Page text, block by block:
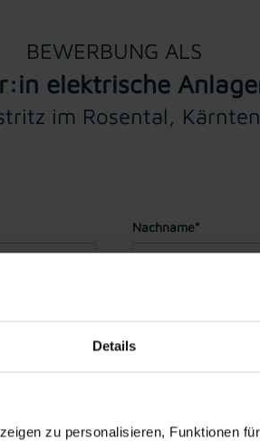
Details
zu personalisieren, Funktionen
BEWERBUNG ALS
elektrische
im Rosental, Kärnten
Nachname*
(Sie
Land*